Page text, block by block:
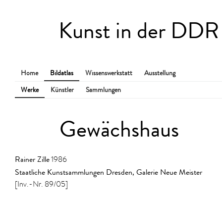
Kunst in der DDR
Home Bildatlas Wissenswerkstatt
Ausstellung
Werke
Künstler Sammlungen
Gewächshaus
Rainer Zille1986
Staatliche Kunstsammlungen Dresden, Galerie Neue Meister
[Inv.-Nr. 89/05]